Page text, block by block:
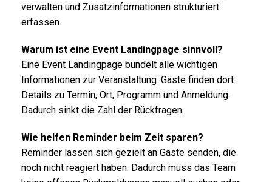
verwalten und Zusatzinformationen strukturiert
erfassen.
Warum ist eine Event Landingpage sinnvoll?
Eine Event Landingpage bündelt alle wichtigen
Informationen zur Veranstaltung. Gäste finden dort
Details zu Termin, Ort, Programm und Anmeldung.
Dadurch sinkt die Zahl der Rückfragen.
Wie helfen Reminder beim Zeit sparen?
Reminder lassen sich gezielt an Gäste senden, die
noch nicht reagiert haben. Dadurch muss das Team